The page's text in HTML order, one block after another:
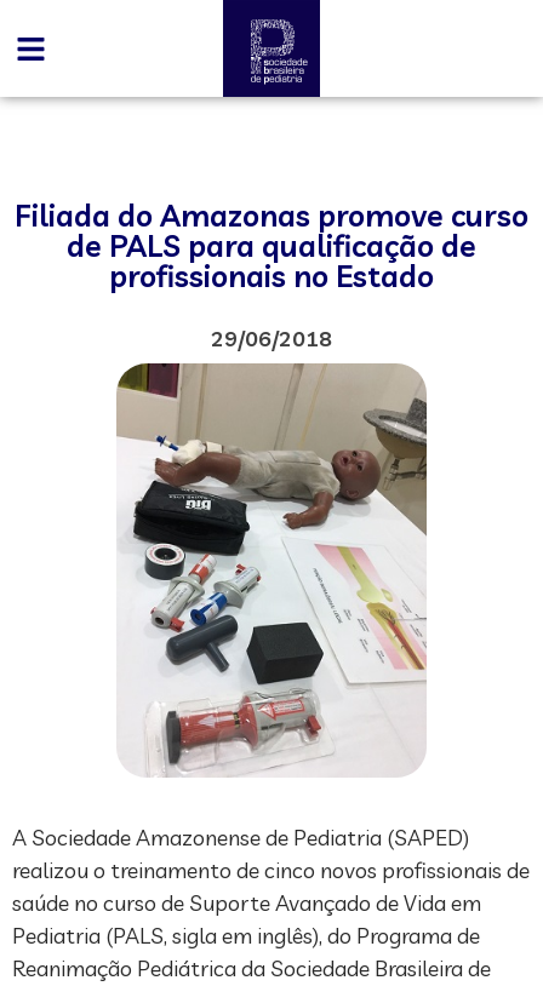
Filiada do Amazonas promove curso
de PALS para qualificação de
profissionais no Estado
29/06/2018
A Sociedade Amazonense de Pediatria (SAPED)
realizou o treinamento de cinco novos profissionais de
saúde no curso de Suporte Avançado de Vida em
Pediatria (PALS, sigla em inglês), do Programa de
Reanimação Pediátrica da Sociedade Brasileira de